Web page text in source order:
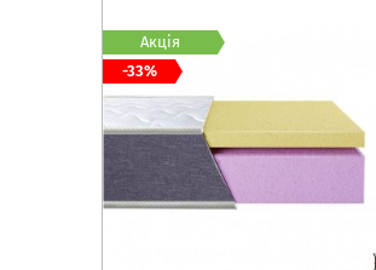
Акція
-33%